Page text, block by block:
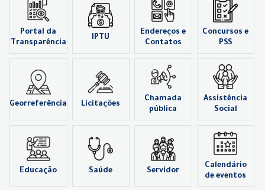
Portal da
Transparência
IPTU
Endereços e
Contatos
Concursos e
PSS
Georreferência Licitações
Chamada
pública
Assistência
Social
Educação Saúde Servidor
Calendário
de eventos